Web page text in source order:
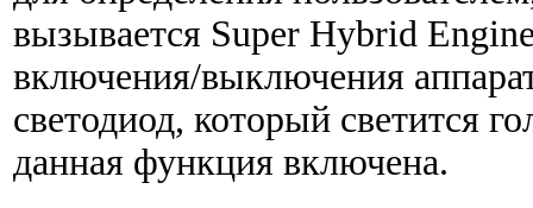
вызывается Super Hybrid
включения/выключения
светодиод, который светится
данная функция включена.